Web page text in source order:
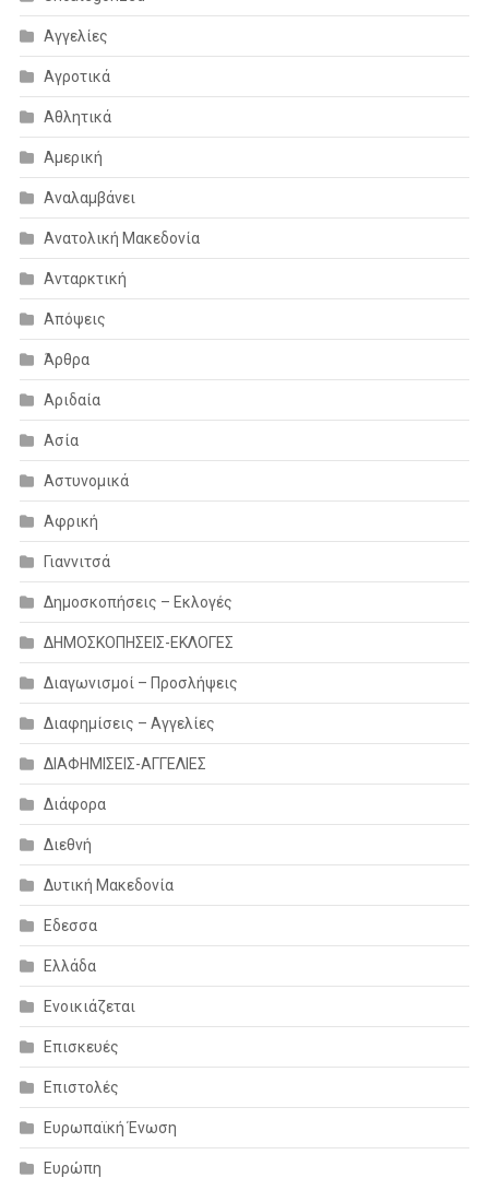
Αγγελίες
Αγροτικά
Αθλητικά
Αμερική
Αναλαμβάνει
Ανατολική Μακεδονία
Ανταρκτική
Απόψεις
Άρθρα
Αριδαία
Ασία
Αστυνομικά
Αφρική
Γιαννιτσά
Δημοσκοπήσεις – Εκλογές
ΔΗΜΟΣΚΟΠΗΣΕΙΣ-ΕΚΛΟΓΕΣ
Διαγωνισμοί – Προσλήψεις
Διαφημίσεις – Αγγελίες
ΔΙΑΦΗΜΙΣΕΙΣ-ΑΓΓΕΛΙΕΣ
Διάφορα
Διεθνή
Δυτική Μακεδονία
Εδεσσα
Ελλάδα
Ενοικιάζεται
Επισκευές
Επιστολές
Ευρωπαϊκή Ένωση
Ευρώπη